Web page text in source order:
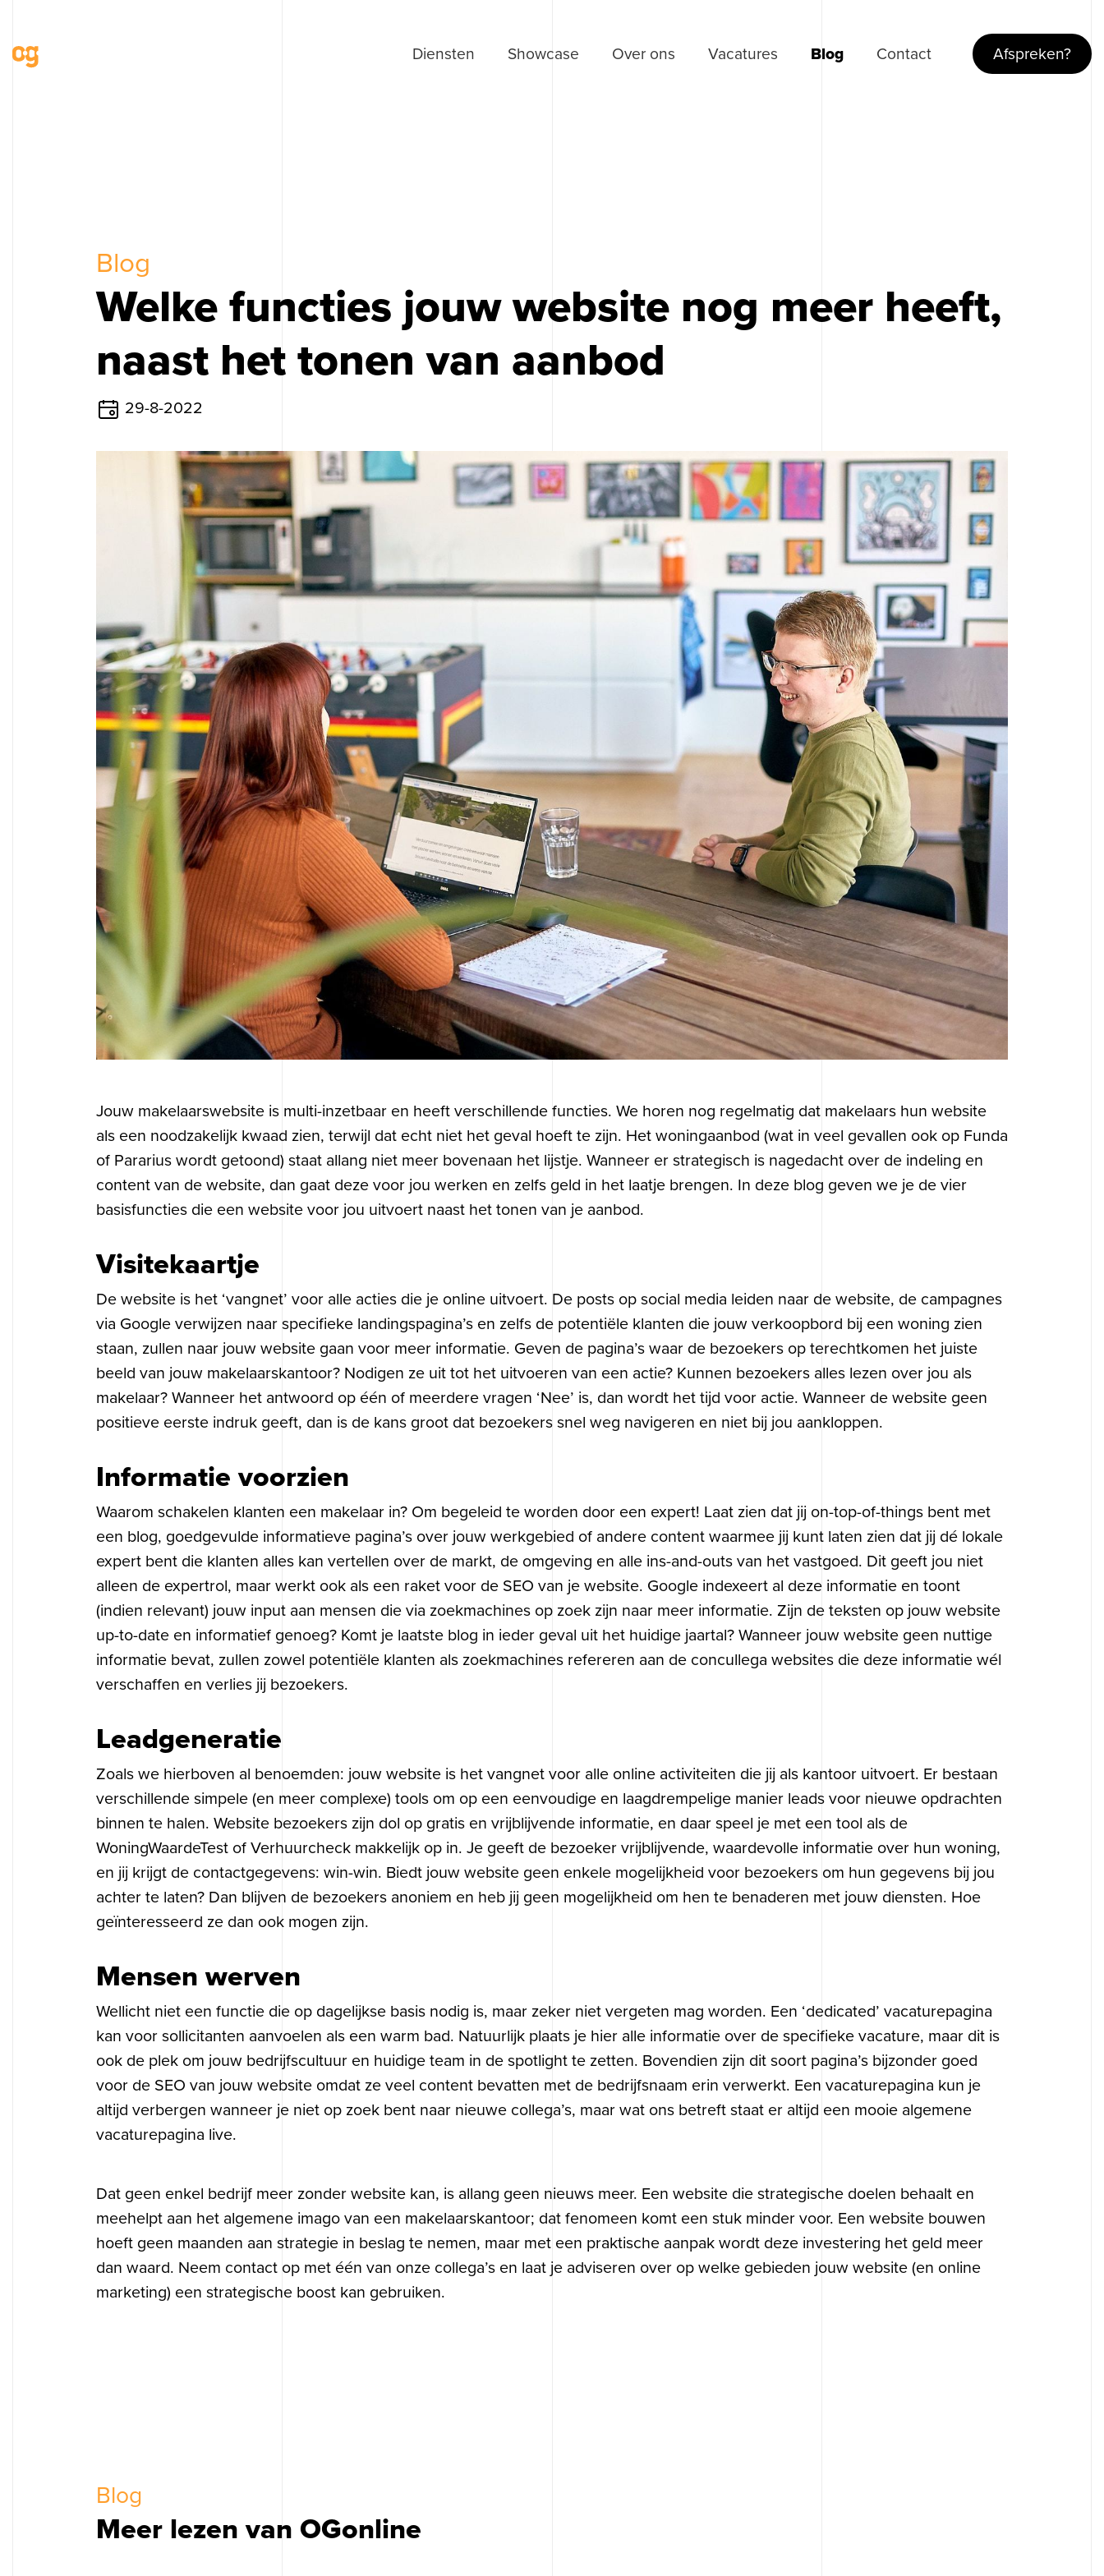
Diensten Showcase Over ons Vacatures Blog Contact Afspreken?
Blog
Welke functies jouw website nog meer heeft,
naast het tonen van aanbod
29-8-2022
Jouw makelaarswebsite is multi-inzetbaar en heeft verschillende functies. We horen nog regelmatig dat makelaars hun website
als een noodzakelijk kwaad zien, terwijl dat echt niet het geval hoeft te zijn. Het woningaanbod (wat in veel gevallen ook op Funda
of Pararius wordt getoond) staat allang niet meer bovenaan het lijstje. Wanneer er strategisch is nagedacht over de indeling en
content van de website, dan gaat deze voor jou werken en zelfs geld in het laatje brengen. In deze blog geven we je de vier
basisfuncties die een website voor jou uitvoert naast het tonen van je aanbod.
Visitekaartje
De website is het ‘vangnet’ voor alle acties die je online uitvoert. De posts op social media leiden naar de website, de campagnes
via Google verwijzen naar specifieke landingspagina’s en zelfs de potentiële klanten die jouw verkoopbord bij een woning zien
staan, zullen naar jouw website gaan voor meer informatie. Geven de pagina’s waar de bezoekers op terechtkomen het juiste
beeld van jouw makelaarskantoor? Nodigen ze uit tot het uitvoeren van een actie? Kunnen bezoekers alles lezen over jou als
makelaar? Wanneer het antwoord op één of meerdere vragen ‘Nee’ is, dan wordt het tijd voor actie. Wanneer de website geen
positieve eerste indruk geeft, dan is de kans groot dat bezoekers snel weg navigeren en niet bij jou aankloppen.
Informatie voorzien
Waarom schakelen klanten een makelaar in? Om begeleid te worden door een expert! Laat zien dat jij on-top-of-things bent met
een blog, goedgevulde informatieve pagina’s over jouw werkgebied of andere content waarmee jij kunt laten zien dat jij dé lokale
expert bent die klanten alles kan vertellen over de markt, de omgeving en alle ins-and-outs van het vastgoed. Dit geeft jou niet
alleen de expertrol, maar werkt ook als een raket voor de SEO van je website. Google indexeert al deze informatie en toont
(indien relevant) jouw input aan mensen die via zoekmachines op zoek zijn naar meer informatie. Zijn de teksten op jouw website
up-to-date en informatief genoeg? Komt je laatste blog in ieder geval uit het huidige jaartal? Wanneer jouw website geen nuttige
informatie bevat, zullen zowel potentiële klanten als zoekmachines refereren aan de concullega websites die deze informatie wél
verschaffen en verlies jij bezoekers.
Leadgeneratie
Zoals we hierboven al benoemden: jouw website is het vangnet voor alle online activiteiten die jij als kantoor uitvoert. Er bestaan
verschillende simpele (en meer complexe) tools om op een eenvoudige en laagdrempelige manier leads voor nieuwe opdrachten
binnen te halen. Website bezoekers zijn dol op gratis en vrijblijvende informatie, en daar speel je met een tool als de
WoningWaardeTest of Verhuurcheck makkelijk op in. Je geeft de bezoeker vrijblijvende, waardevolle informatie over hun woning,
en jij krijgt de contactgegevens: win-win. Biedt jouw website geen enkele mogelijkheid voor bezoekers om hun gegevens bij jou
achter te laten? Dan blijven de bezoekers anoniem en heb jij geen mogelijkheid om hen te benaderen met jouw diensten. Hoe
geïnteresseerd ze dan ook mogen zijn.
Mensen werven
Wellicht niet een functie die op dagelijkse basis nodig is, maar zeker niet vergeten mag worden. Een ‘dedicated’ vacaturepagina
kan voor sollicitanten aanvoelen als een warm bad. Natuurlijk plaats je hier alle informatie over de specifieke vacature, maar dit is
ook de plek om jouw bedrijfscultuur en huidige team in de spotlight te zetten. Bovendien zijn dit soort pagina’s bijzonder goed
voor de SEO van jouw website omdat ze veel content bevatten met de bedrijfsnaam erin verwerkt. Een vacaturepagina kun je
altijd verbergen wanneer je niet op zoek bent naar nieuwe collega’s, maar wat ons betreft staat er altijd een mooie algemene
vacaturepagina live.
Dat geen enkel bedrijf meer zonder website kan, is allang geen nieuws meer. Een website die strategische doelen behaalt en
meehelpt aan het algemene imago van een makelaarskantoor; dat fenomeen komt een stuk minder voor. Een website bouwen
hoeft geen maanden aan strategie in beslag te nemen, maar met een praktische aanpak wordt deze investering het geld meer
dan waard. Neem contact op met één van onze collega’s en laat je adviseren over op welke gebieden jouw website (en online
marketing) een strategische boost kan gebruiken.
Blog
Meer lezen van OGonline